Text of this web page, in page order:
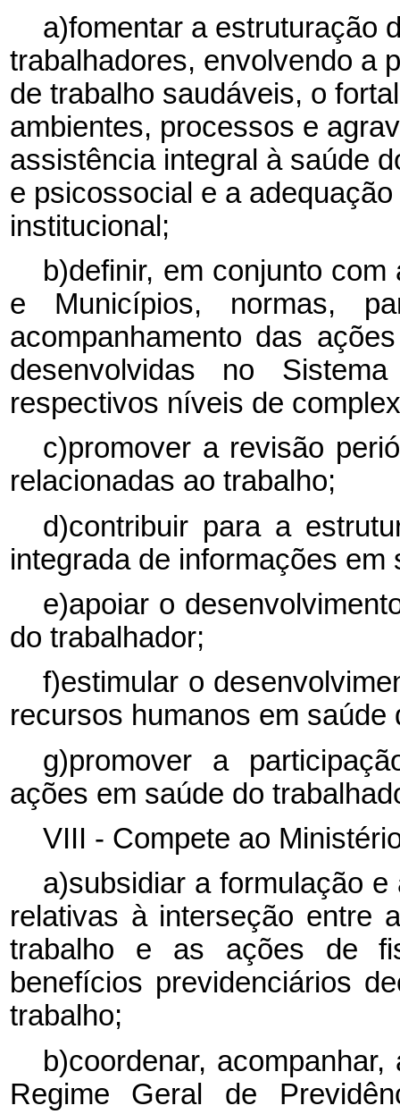
a)fomentar a estruturação
trabalhadores, envolvendo a
de trabalho saudáveis, o
ambientes, processos e
assistência integral à saúde
e psicossocial e a
institucional;
b)definir, em conjunto
e Municípios, normas,
acompanhamento das
desenvolvidas no
respectivos níveis de
c)promover a revisão
relacionadas ao trabalho;
d)contribuir para a
integrada de informações em
e)apoiar o
do trabalhador;
f)estimular o
recursos humanos em saúde
g)promover a
ações em saúde do
VIII - Compete ao
a)subsidiar a formulação
relativas à interseção entre
trabalho e as ações de
benefícios previdenciários
trabalho;
b)coordenar,
Regime Geral de